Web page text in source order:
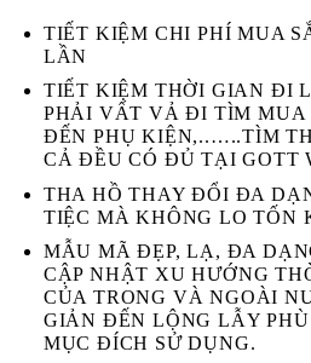
TIẾT KIỆM CHI PHÍ MUA
LẦN
TIẾT KIỆM THỜI GIAN ĐI
PHẢI VẤT VẢ ĐI TÌM MUA
ĐẾN PHỤ KIỆN,..…..TÌM
CẢ ĐỀU CÓ ĐỦ TẠI GOTT
THA HỒ THAY ĐỔI ĐA
TIỆC MÀ KHÔNG LO TỐN
MẪU MÃ ĐẸP, LẠ, ĐA
CẬP NHẬT XU HƯỚNG
CỦA TRONG VÀ NGOÀI
GIẢN ĐẾN LỘNG LẪY
MỤC ĐÍCH SỬ DỤNG.